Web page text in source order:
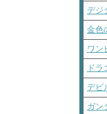
デジ
金色
ワン
ド
デビ
ガン